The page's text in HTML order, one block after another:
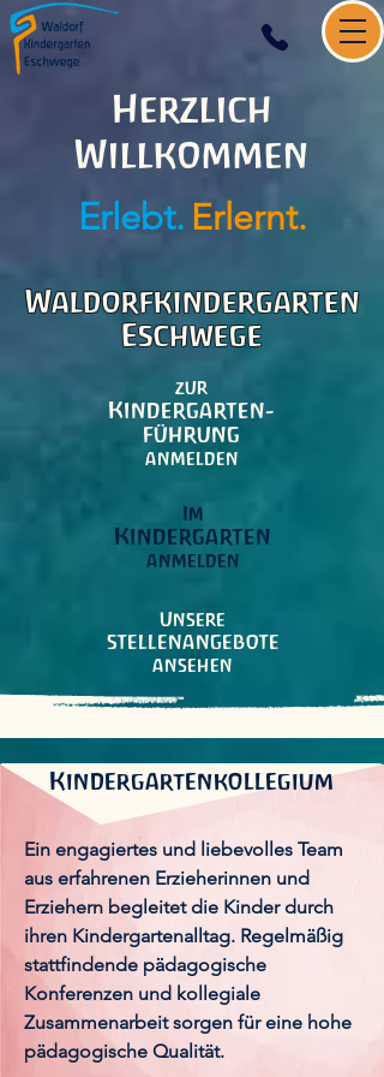
Herzlich
Willkommen
Erlebt. Erlernt.
Eschwege
Waldorfkindergarten
zur
Kindergarten-
führung
anmelden
Im
Kindergarten
anmelden
Unsere
STELLENANGEBOTE
ansehen
Kindergartenkollegium
Ein engagiertes und liebevolles Team
aus erfahrenen Erzieherinnen und
Erziehern begleitet die Kinder durch
ihren Kindergartenalltag. Regelmäßig
stattfindende pädagogische
Konferenzen und kollegiale
Zusammenarbeit sorgen für eine hohe
pädagogische Qualität.